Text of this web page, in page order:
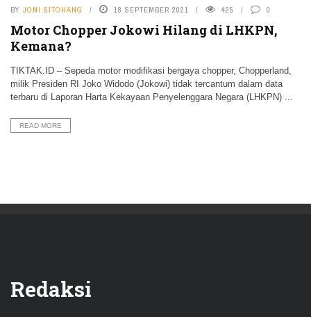
BY JONI SITOHANG 18 SEPTEMBER 2021 425 0
Motor Chopper Jokowi Hilang di LHKPN,
Kemana?
TIKTAK.ID – Sepeda motor modifikasi bergaya chopper, Chopperland,
milik Presiden RI Joko Widodo (Jokowi) tidak tercantum dalam data
terbaru di Laporan Harta Kekayaan Penyelenggara Negara (LHKPN) ...
READ MORE
Redaksi